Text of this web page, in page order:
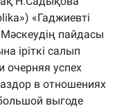
«Гаджиевті
пайдасы
іріткі салып
очерняя успех
в отношениях
выгоде